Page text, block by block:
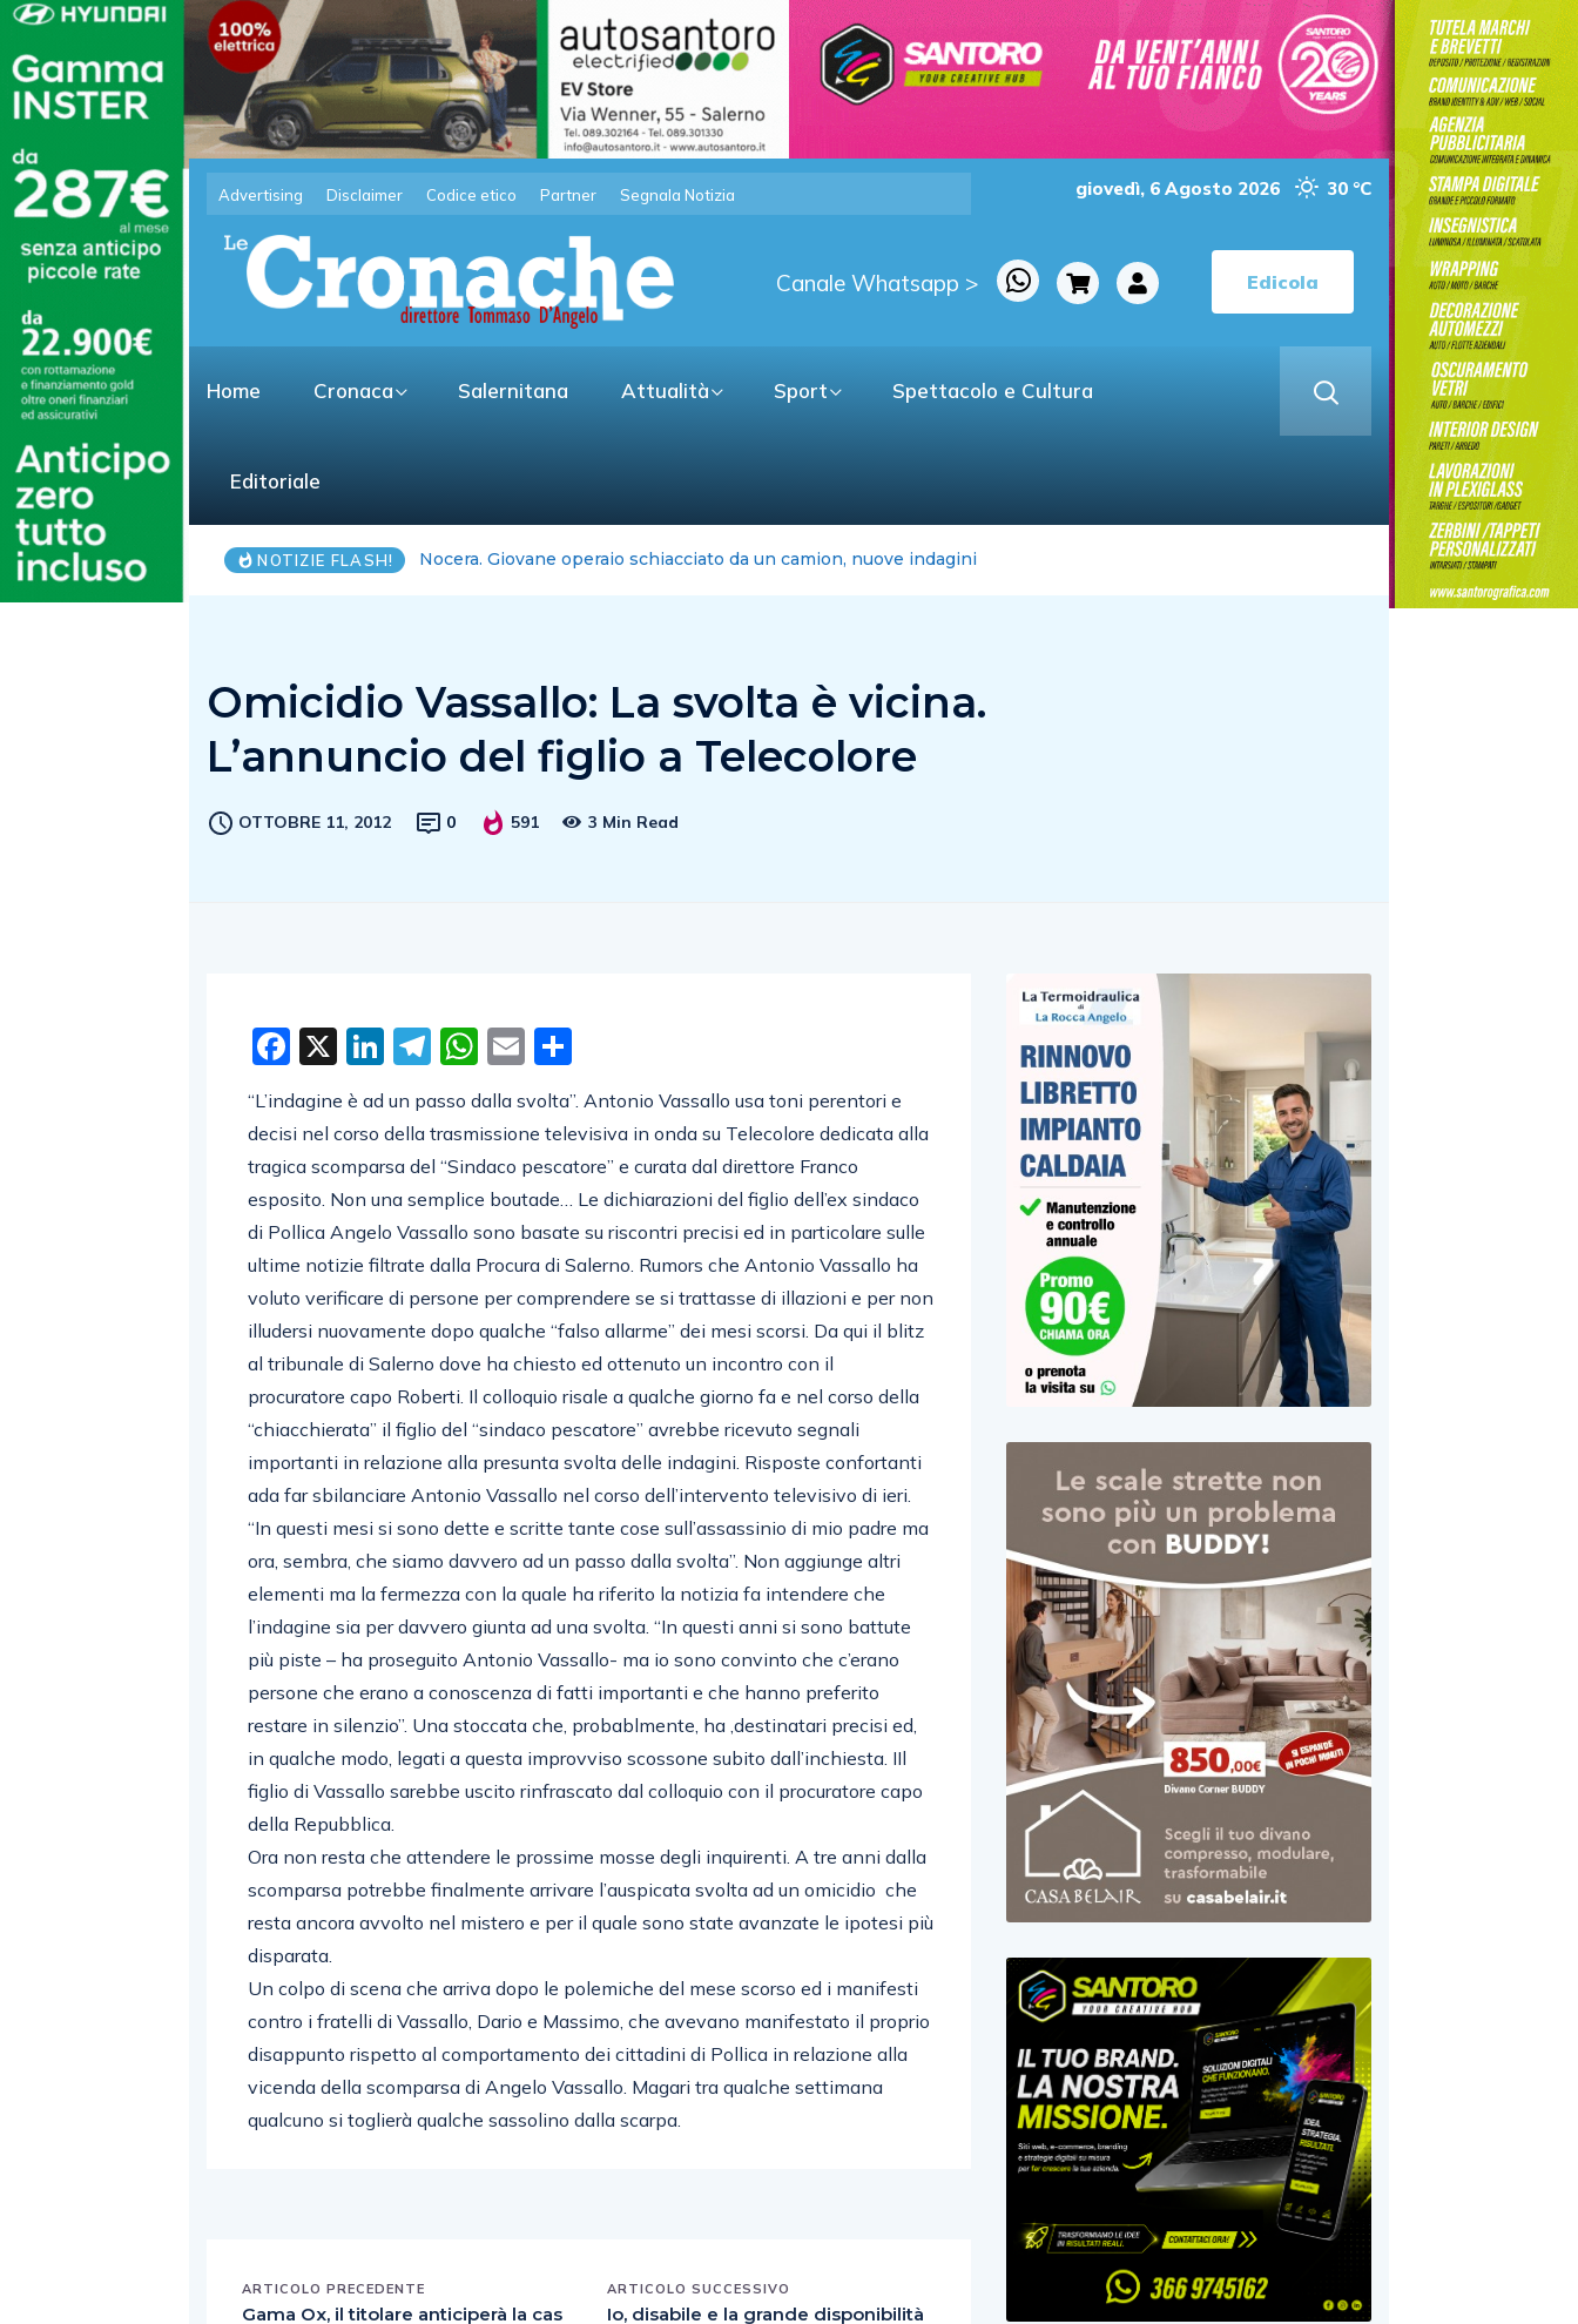
Advertising Disclaimer Codice etico Partner Segnala Notizia giovedì, 6 Agosto 2026 30 °C
Canale Whatsapp > Edicola
Home Cronaca Salernitana Attualità Sport Spettacolo e Cultura
Editoriale
NOTIZIE FLASH! Vanni Avallone: Radio City, primo programma a 13 anni
Omicidio Vassallo: La svolta è vicina.
L’annuncio del figlio a Telecolore
OTTOBRE 11, 2012 0 591 3 Min Read
Facebook
X LinkedIn
Telegram
WhatsApp
Email
“L’indagine è ad un passo dalla svolta”. Antonio Vassallo usa toni perentori e
decisi nel corso della trasmissione televisiva in onda su Telecolore dedicata alla
tragica scomparsa del “Sindaco pescatore” e curata dal direttore Franco
esposito. Non una semplice boutade… Le dichiarazioni del figlio dell’ex sindaco
di Pollica Angelo Vassallo sono basate su riscontri precisi ed in particolare sulle
ultime notizie filtrate dalla Procura di Salerno. Rumors che Antonio Vassallo ha
voluto verificare di persone per comprendere se si trattasse di illazioni e per non
illudersi nuovamente dopo qualche “falso allarme” dei mesi scorsi. Da qui il blitz
al tribunale di Salerno dove ha chiesto ed ottenuto un incontro con il
procuratore capo Roberti. Il colloquio risale a qualche giorno fa e nel corso della
“chiacchierata” il figlio del “sindaco pescatore” avrebbe ricevuto segnali
importanti in relazione alla presunta svolta delle indagini. Risposte confortanti
ada far sbilanciare Antonio Vassallo nel corso dell’intervento televisivo di ieri.
“In questi mesi si sono dette e scritte tante cose sull’assassinio di mio padre ma
ora, sembra, che siamo davvero ad un passo dalla svolta”. Non aggiunge altri
elementi ma la fermezza con la quale ha riferito la notizia fa intendere che
l’indagine sia per davvero giunta ad una svolta. “In questi anni si sono battute
più piste – ha proseguito Antonio Vassallo- ma io sono convinto che c’erano
persone che erano a conoscenza di fatti importanti e che hanno preferito
restare in silenzio”. Una stoccata che, probablmente, ha ,destinatari precisi ed,
in qualche modo, legati a questa improvviso scossone subito dall’inchiesta. IIl
figlio di Vassallo sarebbe uscito rinfrascato dal colloquio con il procuratore capo
della Repubblica.
Ora non resta che attendere le prossime mosse degli inquirenti. A tre anni dalla
scomparsa potrebbe finalmente arrivare l’auspicata svolta ad un omicidio che
resta ancora avvolto nel mistero e per il quale sono state avanzate le ipotesi più
disparata.
Un colpo di scena che arriva dopo le polemiche del mese scorso ed i manifesti
contro i fratelli di Vassallo, Dario e Massimo, che avevano manifestato il proprio
disappunto rispetto al comportamento dei cittadini di Pollica in relazione alla
vicenda della scomparsa di Angelo Vassallo. Magari tra qualche settimana
qualcuno si toglierà qualche sassolino dalla scarpa.
ARTICOLO PRECEDENTE
Gama Ox, il titolare anticiperà la cas
ARTICOLO SUCCESSIVO
Io, disabile e la grande disponibilità